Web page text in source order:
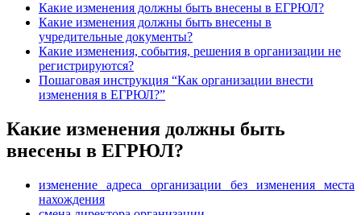
Какие изменения должны быть внесены в ЕГРЮЛ?
Какие изменения должны быть внесены в
учредительные документы?
Какие изменения, события, решения в организации не
регистрируются?
Пошаговая инструкция “Как организации внести
изменения в ЕГРЮЛ?”
Какие изменения должны быть
внесены в ЕГРЮЛ?
изменение адреса организации без изменения места
нахождения